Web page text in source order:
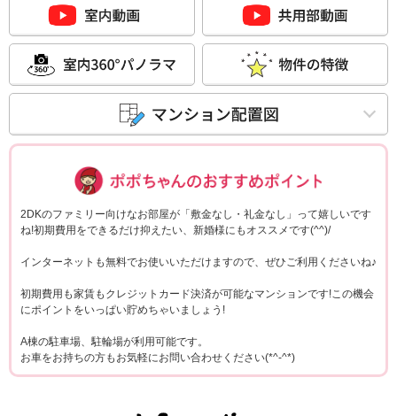
2DKのファミリー向けなお部屋が「敷金なし・礼金なし」って嬉しいです
ね!初期費用をできるだけ抑えたい、新婚様にもオススメです(^^)/
インターネットも無料でお使いいただけますので、ぜひご利用くださいね♪
初期費用も家賃もクレジットカード決済が可能なマンションです!この機会
にポイントをいっぱい貯めちゃいましょう!
A棟の駐車場、駐輪場が利用可能です。
お車をお持ちの方もお気軽にお問い合わせください(*^-^*)